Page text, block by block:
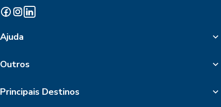
Ajuda
Outros
Principais Destinos